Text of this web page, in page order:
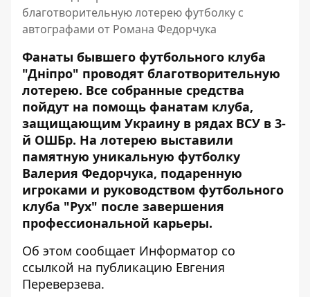
благотворительную лотерею футболку с
автографами от Романа Федорчука
Фанаты бывшего футбольного клуба
"Дніпро" проводят благотворительную
лотерею. Все собранные средства
пойдут на помощь фанатам клуба,
защищающим Украину в рядах ВСУ в 3-
й ОШБр. На лотерею выставили
памятную уникальную футболку
Валерия Федорчука, подаренную
игроками и руководством футбольного
клуба "Рух" после завершения
профессиональной карьеры.
Об этом сообщает Информатор со
ссылкой на публикацию Евгения
Переверзева.